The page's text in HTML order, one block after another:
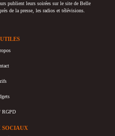
publient leurs soirées sur le site de Belle
de la presse, les radios et télévisions.
RGPD
SOCIAUX